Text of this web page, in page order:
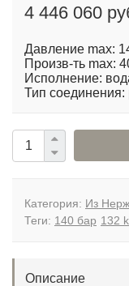
4 446 060
Давление max:
Произв-ть max:
Исполнение:
Тип
Категория: Из
Теги: 140 бар 132
Описание